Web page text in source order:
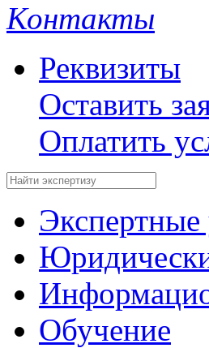
Контакты
Реквизиты
Оставить
Оплатить
Экспертные
Обучение